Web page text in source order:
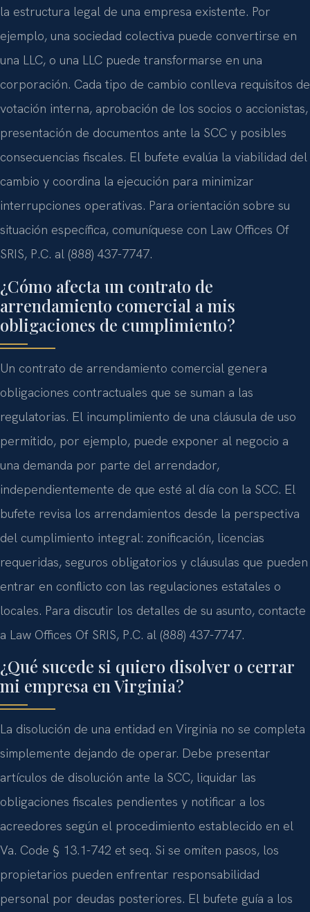
la estructura legal de una empresa existente. Por
ejemplo, una sociedad colectiva puede convertirse en
una LLC, o una LLC puede transformarse en una
corporación. Cada tipo de cambio conlleva requisitos de
votación interna, aprobación de los socios o accionistas,
presentación de documentos ante la SCC y posibles
consecuencias fiscales. El bufete evalúa la viabilidad del
cambio y coordina la ejecución para minimizar
interrupciones operativas. Para orientación sobre su
situación específica, comuníquese con Law Offices Of
SRIS, P.C. al (888) 437-7747.
¿Cómo afecta un contrato de
arrendamiento comercial a mis
obligaciones de cumplimiento?
Un contrato de arrendamiento comercial genera
obligaciones contractuales que se suman a las
regulatorias. El incumplimiento de una cláusula de uso
permitido, por ejemplo, puede exponer al negocio a
una demanda por parte del arrendador,
independientemente de que esté al día con la SCC. El
bufete revisa los arrendamientos desde la perspectiva
del cumplimiento integral: zonificación, licencias
requeridas, seguros obligatorios y cláusulas que pueden
entrar en conflicto con las regulaciones estatales o
locales. Para discutir los detalles de su asunto, contacte
a Law Offices Of SRIS, P.C. al (888) 437-7747.
¿Qué sucede si quiero disolver o cerrar
mi empresa en Virginia?
La disolución de una entidad en Virginia no se completa
simplemente dejando de operar. Debe presentar
artículos de disolución ante la SCC, liquidar las
obligaciones fiscales pendientes y notificar a los
acreedores según el procedimiento establecido en el
Va. Code § 13.1-742 et seq. Si se omiten pasos, los
propietarios pueden enfrentar responsabilidad
personal por deudas posteriores. El bufete guía a los